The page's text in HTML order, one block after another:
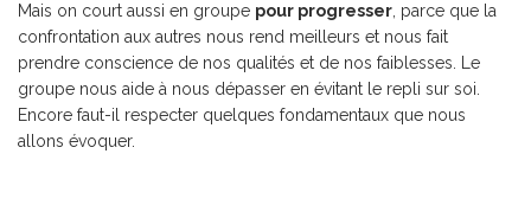
Mais on court aussi en groupe pour progresser , parce que la
confrontation aux autres nous rend meilleurs et nous fait
prendre conscience de nos qualités et de nos faiblesses. Le
groupe nous aide à nous dépasser en évitant le repli sur soi.
Encore faut-il respecter quelques fondamentaux que nous
allons évoquer.